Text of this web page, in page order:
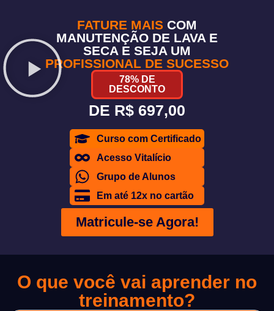
FATURE MAIS COM
MANUTENÇÃO DE LAVA E
SECA E SEJA UM
PROFISSIONAL DE SUCESSO
78% DE
DESCONTO
DE R$ 697,00
Curso com Certificado
Acesso Vitalício
Grupo de Alunos
Em até 12x no cartão
Matricule-se Agora!
O que você vai aprender no
treinamento?